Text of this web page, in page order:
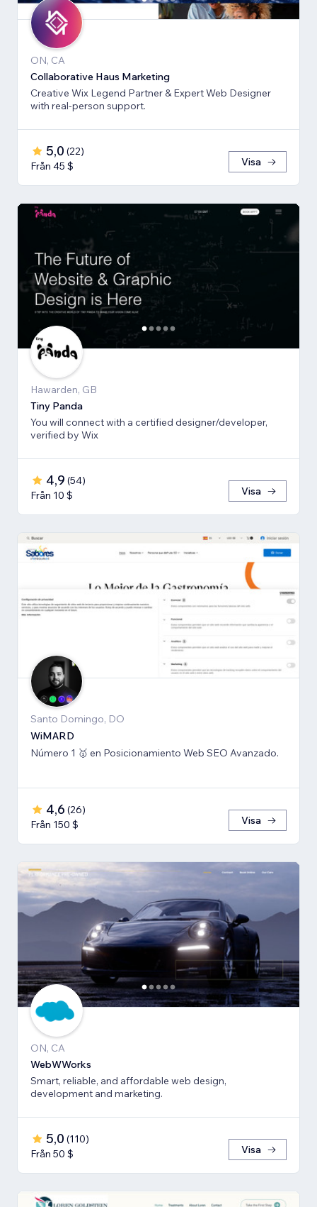
ON, CA
Collaborative Haus Marketing
Creative Wix Legend Partner & Expert Web Designer
with real-person support.
5,0 (22)
Från 45 $
Visa
Hawarden, GB
Tiny Panda
You will connect with a certified designer/developer,
verified by Wix
4,9 (54)
Från 10 $
Visa
Santo Domingo, DO
WiMARD
Número 1 🥇 en Posicionamiento Web SEO Avanzado.
4,6 (26)
Från 150 $
Visa
ON, CA
WebWWorks
Smart, reliable, and affordable web design,
development and marketing.
5,0 (110)
Från 50 $
Visa